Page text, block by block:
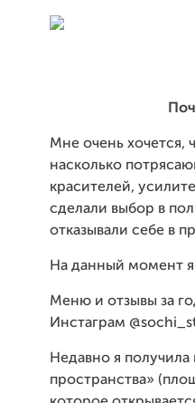
Мне очень хочется,
насколько
красителей,
сделали выбор в
отказывали себе в
На данный момент я
Меню и отзывы за
Инстаграм
Недавно я
пространства»